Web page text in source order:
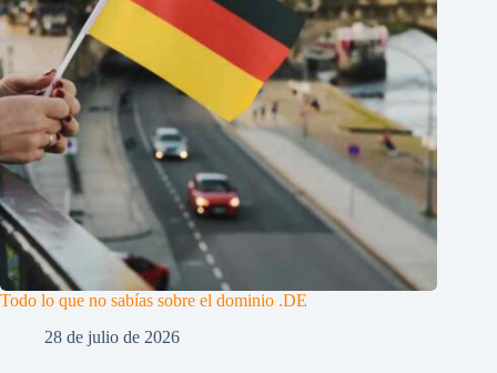
Todo lo que no sabías sobre el dominio .DE
28 de julio de 2026